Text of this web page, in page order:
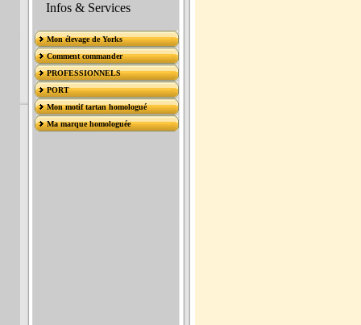
Infos & Services
Mon élevage de Yorks
Comment commander
PROFESSIONNELS
PORT
Mon motif tartan homologué
Ma marque homologuée